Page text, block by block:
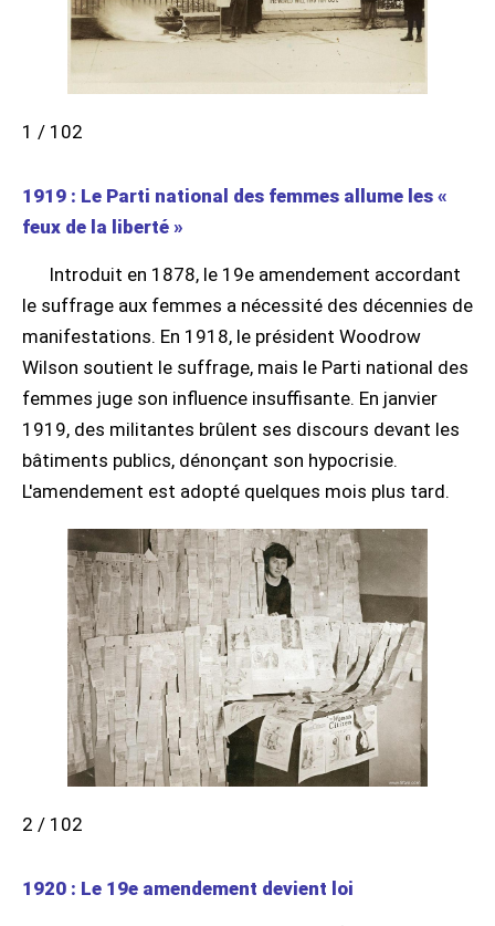
1 / 102
1919 : Le Parti national des femmes allume les «
feux de la liberté »
Introduit en 1878, le 19e amendement accordant
le suffrage aux femmes a nécessité des décennies de
manifestations. En 1918, le président Woodrow
Wilson soutient le suffrage, mais le Parti national des
femmes juge son influence insuffisante. En janvier
1919, des militantes brûlent ses discours devant les
bâtiments publics, dénonçant son hypocrisie.
L'amendement est adopté quelques mois plus tard.
2 / 102
1920 : Le 19e amendement devient loi